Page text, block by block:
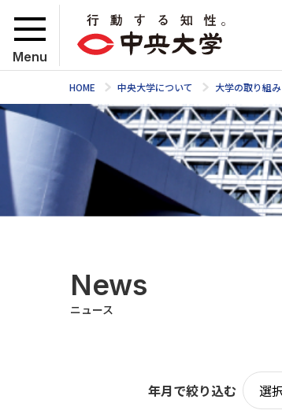
Menu
HOME 中央大学について 大学の取り組み
News
ニュース
年月で絞り込む